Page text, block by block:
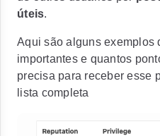
úteis.
Aqui são alguns exemplos
importantes e quantos
precisa para receber esse
lista completa